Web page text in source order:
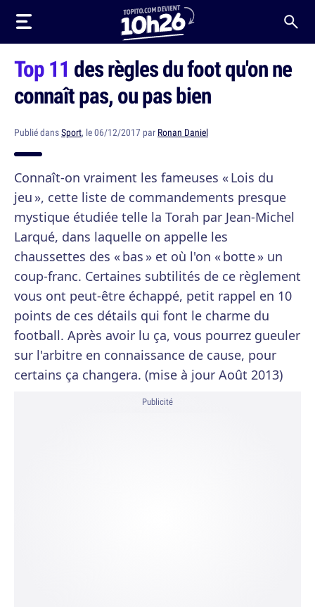
Top 11 des règles du foot qu'on ne
connaît pas, ou pas bien
Publié dansSport, le 06/12/2017 par Ronan Daniel
Connaît-on vraiment les fameuses « Lois du
jeu », cette liste de commandements presque
mystique étudiée telle la Torah par Jean-Michel
Larqué, dans laquelle on appelle les
chaussettes des « bas » et où l'on « botte » un
coup-franc. Certaines subtilités de ce règlement
vous ont peut-être échappé, petit rappel en 10
points de ces détails qui font le charme du
football. Après avoir lu ça, vous pourrez gueuler
sur l'arbitre en connaissance de cause, pour
certains ça changera. (mise à jour Août 2013)
Publicité